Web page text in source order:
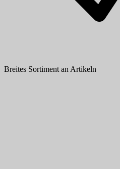
Breites Sortiment an Artikeln